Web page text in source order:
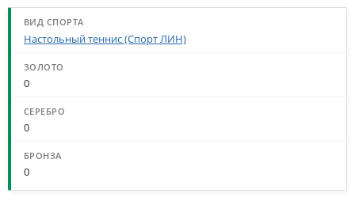
Настольный теннис (Спорт ЛИН)
0
0
0